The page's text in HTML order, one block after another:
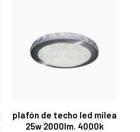
plafón de techo led milea
25w 2000lm. 4000k